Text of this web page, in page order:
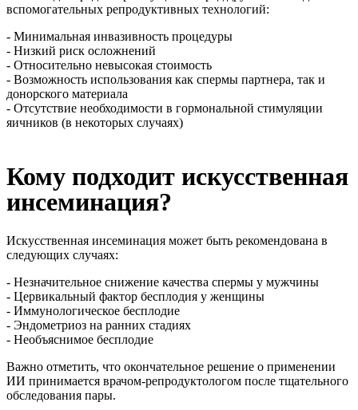
вспомогательных репродуктивных технологий:
- Минимальная инвазивность процедуры
- Низкий риск осложнений
- Относительно невысокая стоимость
- Возможность использования как спермы партнера, так и
донорского материала
- Отсутствие необходимости в гормональной стимуляции
яичников (в некоторых случаях)
Кому подходит искусственная
инсеминация?
Искусственная инсеминация может быть рекомендована в
следующих случаях:
- Незначительное снижение качества спермы у мужчины
- Цервикальный фактор бесплодия у женщины
- Иммунологическое бесплодие
- Эндометриоз на ранних стадиях
- Необъяснимое бесплодие
Важно отметить, что окончательное решение о применении
ИИ принимается врачом-репродуктологом после тщательного
обследования пары.